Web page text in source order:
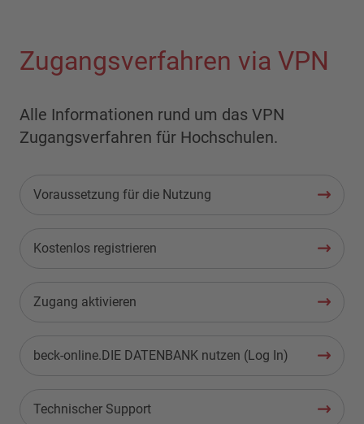
Zugangsverfahren via VPN
Alle Informationen rund um das VPN
Zugangsverfahren für Hochschulen.
Voraussetzung für die Nutzung
Kostenlos registrieren
Zugang aktivieren
beck-online.DIE DATENBANK nutzen (Log In)
Technischer Support